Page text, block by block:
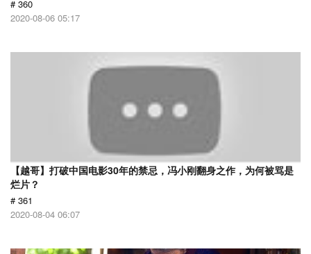
# 360
2020-08-06 05:17
【越哥】打破中国电影30年的禁忌，冯小刚翻身之作，为何被骂是
烂片？
# 361
2020-08-04 06:07